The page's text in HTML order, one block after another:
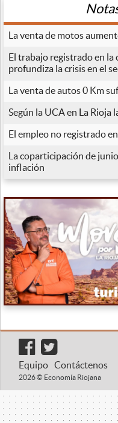
La venta de motos
El trabajo registrado en la
profundiza la crisis en el
La venta de autos 0 Km
Según la UCA en La Rioja
El empleo no registrado
La coparticipación de
inflación
Equipo Contáctenos
2026 © Economía Riojana